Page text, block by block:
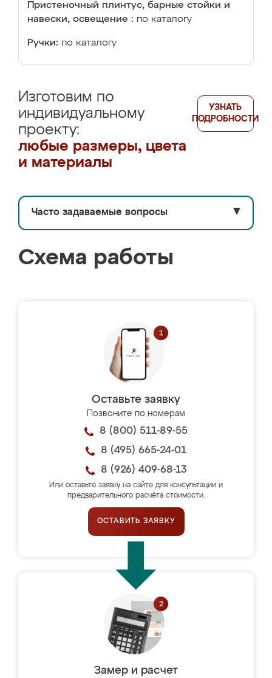
Пристеночный плинтус, барные стойки и
навески, освещение : по каталогу
Ручки: по каталогу
Изготовим по
индивидуальному
проекту:
любые размеры, цвета
и материалы
УЗНАТЬ
ПОДРОБНОСТИ
Часто задаваемые вопросы ▼
Схема работы
Оставьте заявку
Позвоните по номерам
8 (800) 511-89-55
8 (495) 665-24-01
8 (926) 409-68-13
Или оставьте заявку на сайте для консультации и
предварительного расчёта стоимости.
ОСТАВИТЬ ЗАЯВКУ
Замер и расчет